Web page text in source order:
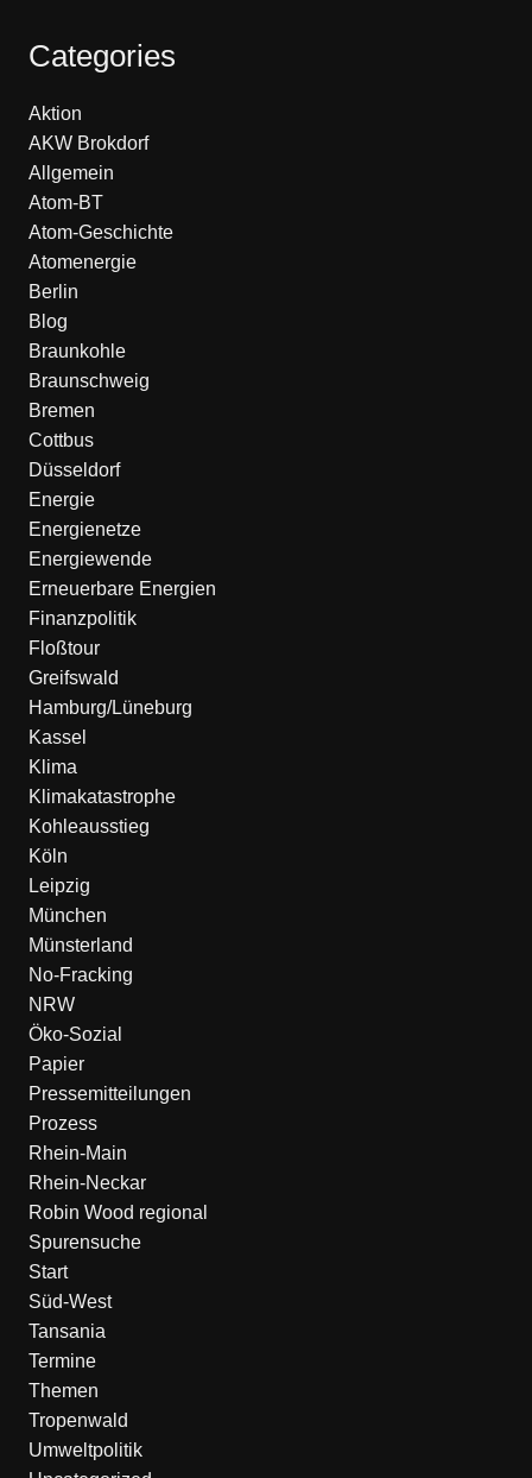
Categories
Aktion
AKW Brokdorf
Allgemein
Atom-BT
Atom-Geschichte
Atomenergie
Berlin
Blog
Braunkohle
Braunschweig
Bremen
Cottbus
Düsseldorf
Energie
Energienetze
Energiewende
Erneuerbare Energien
Finanzpolitik
Floßtour
Greifswald
Hamburg/Lüneburg
Kassel
Klima
Klimakatastrophe
Kohleausstieg
Köln
Leipzig
München
Münsterland
No-Fracking
NRW
Öko-Sozial
Papier
Pressemitteilungen
Prozess
Rhein-Main
Rhein-Neckar
Robin Wood regional
Spurensuche
Start
Süd-West
Tansania
Termine
Themen
Tropenwald
Umweltpolitik